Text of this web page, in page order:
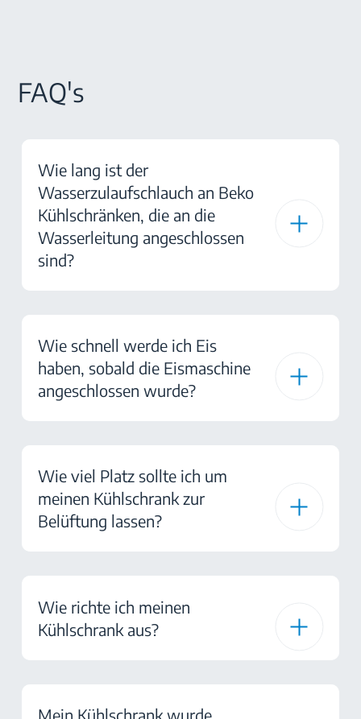
FAQ's
Wie lang ist der
Wasserzulaufschlauch an Beko
Kühlschränken, die an die
Wasserleitung angeschlossen
sind?
Wie schnell werde ich Eis
haben, sobald die Eismaschine
angeschlossen wurde?
Wie viel Platz sollte ich um
meinen Kühlschrank zur
Belüftung lassen?
Wie richte ich meinen
Kühlschrank aus?
Mein Kühlschrank wurde